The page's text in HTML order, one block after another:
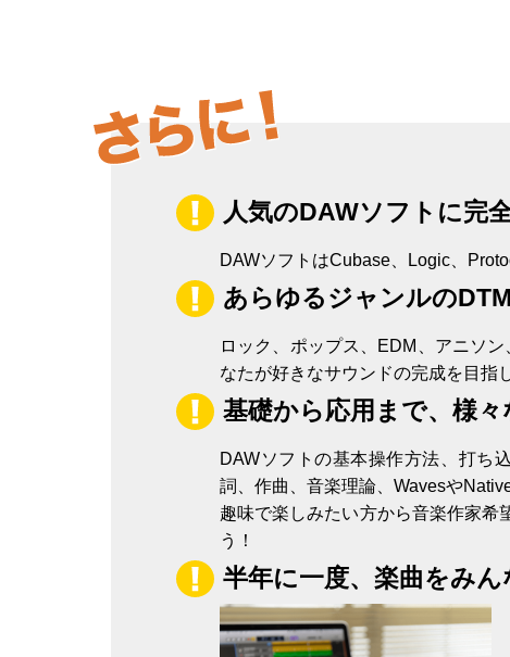
人気のDAWソフトに完
DAWソフトはCubase、Logic、
あらゆるジャンルの
ロック、ポップス、EDM、アニソ
なたが好きなサウンドの完成を目指
基礎から応用まで、様
DAWソフトの基本操作方法、打ち
詞、作曲、音楽理論、Wavesや
趣味で楽しみたい方から音楽作家希
う！
半年に一度、楽曲をみ